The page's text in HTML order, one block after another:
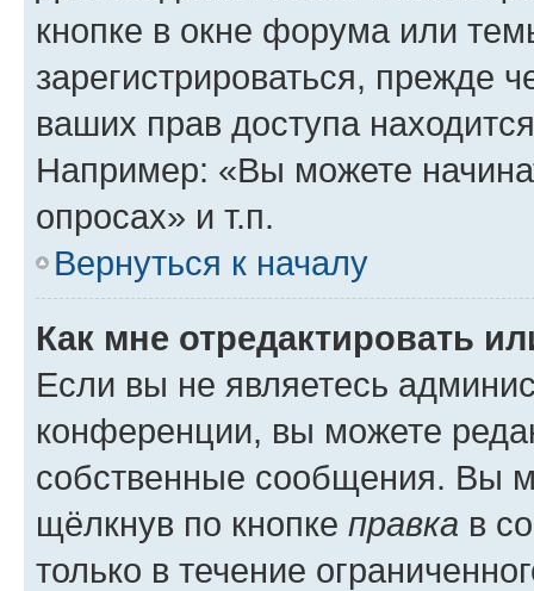
кнопке в окне форума или
зарегистрироваться, прежде
ваших прав доступа
Например: «Вы можете
опросах» и т.п.
Вернуться к началу
Как мне отредактировать
Если вы не являетесь
конференции, вы можете
собственные сообщения. Вы
щёлкнув по кнопке правка в
только в течение